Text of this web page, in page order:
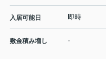
入居可能日 即時
敷金積み増し -